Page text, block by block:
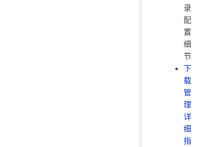
录
配
置
细
节
下
载
管
理
详
细
指